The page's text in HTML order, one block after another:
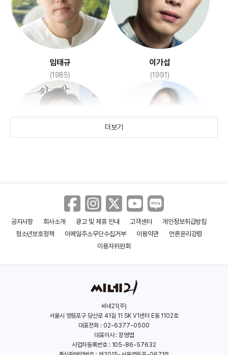
임태규
(1985)
이가섭
(1991)
정재윤
(1986)
김소이
(1971)
뤽 다르덴
더보기
공지사항 회사소개 광고 및 제휴 안내 고객센터
개인정보취급방침
청소년보호정책
이메일주소무단수집거부 이용약관
언론윤리강령
이용자위원회
씨네21(주)
서울시 영등포구 당산로 41길 11 SK V1센터 E동 1102호
대표전화 : 02-6377-0500
대표이사 : 장영엽
사업자등록번호 : 105-86-57632